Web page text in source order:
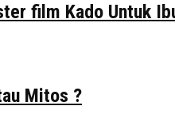
film Kado Untuk
Mitos ?